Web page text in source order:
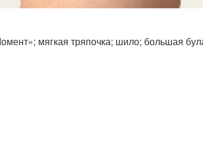
мягкая тряпочка; шило; большая